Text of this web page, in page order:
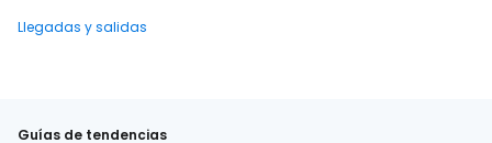
Llegadas y salidas
Guías de tendencias